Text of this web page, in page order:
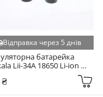
Відправка через 5 днів
батарейка
Lii-34A 18650 Li-ion